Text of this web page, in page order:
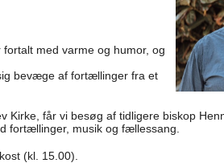
med varme og humor, og
bevæge af fortællinger fra et
Kirke, får vi besøg af tidligere biskop
fortællinger, musik og fællessang.
(kl. 15.00).